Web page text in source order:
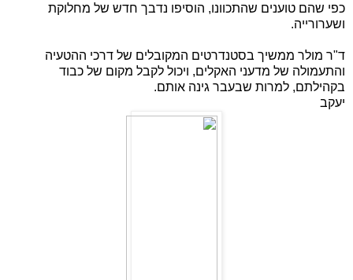
כפי שהם טוענים שהתכוונו, הוסיפו נדבך חדש של מחלוקת
ושערורייה.
ד"ר מולר ממשיך בסטנדרטים המקובלים של דרכי ההטעיה
והתעמולה של מדעני האקלים, ויכול לקבל מקום של כבוד
בקהילתם, למרות שבעבר גינה אותם.
יעקב